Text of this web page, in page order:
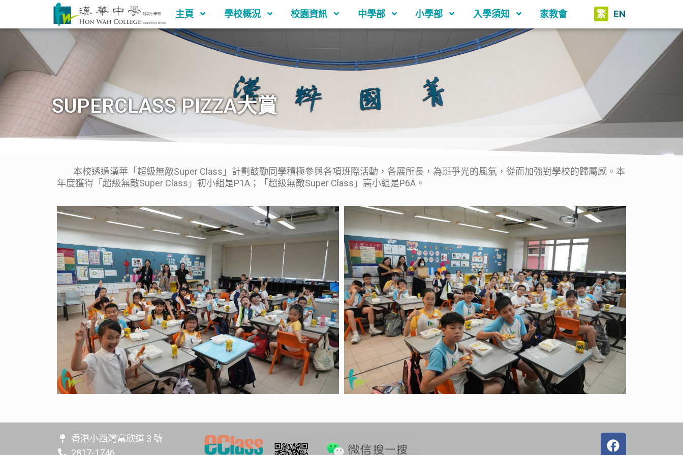
主頁 學校概況 校園資訊 中學部 小學部 入學須知 家教會 繁 EN
SUPERCLASS PIZZA大賞
本校透過漢華「超級無敵Super Class」計劃鼓勵同學積極參與各項班際活動，各展所長，為班爭光的風氣，從而加強對學校的歸屬感。本
年度獲得「超級無敵Super Class」初小組是P1A；「超級無敵Super Class」高小組是P6A。
香港小西灣富欣道 3 號
2817-1746